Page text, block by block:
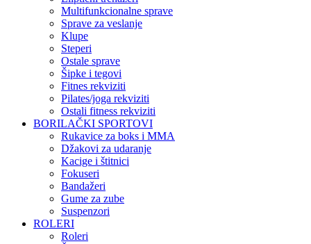
Multifunkcionalne sprave
Sprave za veslanje
Klupe
Steperi
Ostale sprave
Šipke i tegovi
Fitnes rekviziti
Pilates/joga rekviziti
Ostali fitness rekviziti
BORILAČKI SPORTOVI
Rukavice za boks i MMA
Džakovi za udaranje
Kacige i štitnici
Fokuseri
Bandažeri
Gume za zube
Suspenzori
ROLERI
Roleri